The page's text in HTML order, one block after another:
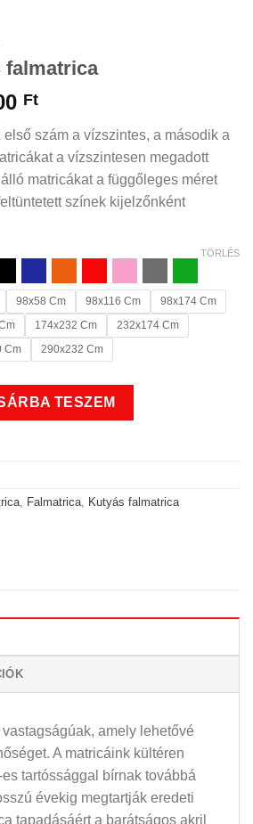
falmatrica
FtÁrtartomány:
4990 Ft
-
44900 Ft
szám a vízszintes, a második a
a vízszintesen megadott
matricákat a függőleges méret
színek kijelzőnként
98x58 Cm 98x116 Cm
98x174 Cm
174x232 Cm
232x174 Cm
Cm 290x232 Cm
TÖRLÉS
mennyiség
TESZEM
Falmatrica Kutyás falmatrica
amely lehetővé
A matricáink kültéren
tartóssággal bírnak továbbá
évekig megtartják eredeti
tapadásáért a barátságos akril